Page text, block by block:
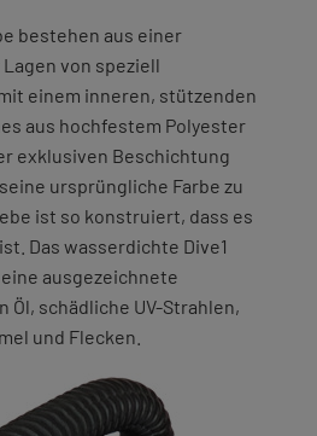
bestehen aus einer
von speziell
einem inneren, stützenden
aus hochfestem Polyester
exklusiven Beschichtung
ursprüngliche Farbe zu
ist so konstruiert, dass es
Das wasserdichte Dive1
ausgezeichnete
Öl, schädliche UV-Strahlen,
und Flecken.